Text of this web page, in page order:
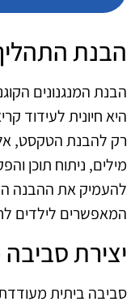
הבנת
הבנת המנגנונים
היא חיונית לעידוד
רק להבנת הטקסט,
מילים, ניתוח תוכן
להעמיק את ההבנה
המאפשרים לילדים
יצירת
סביבה ביתית